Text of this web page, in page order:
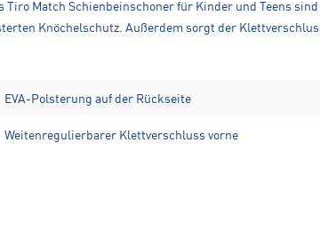
Tiro Match Schienbeinschoner für Kinder und Teens
Knöchelschutz. Außerdem sorgt der
EVA-Polsterung auf der Rückseite
Weitenregulierbarer Klettverschluss vorne